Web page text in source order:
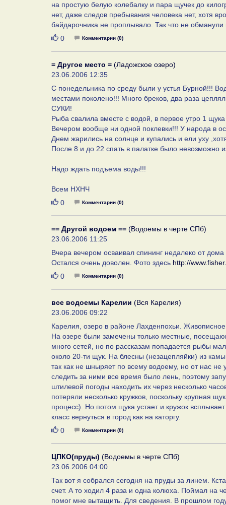
на простую белую колебалку и пара щучек до
нет, даже следов пребывания человека нет, хотя
байдарочника не проплывало. Так что не обманули
Нравится
0 Комментарии (0)
= Другое место = (Ладожское озеро)
23.06.2006 12:35
C понедельника по среду были у устья Бурной!!!
местами поколено!!! Много бреков, два раза
СУКИ!
Рыба свалила вместе с водой, в первое утро 1
Вечером вообще ни одной поклевки!!! У народа в
Днем жарились на солнце и купались и ели уху
После 8 и до 22 спать в палатке было невозможно
Надо ждать подъема воды!!!
Всем НХНЧ
Нравится
0 Комментарии (0)
== Другой водоем == (Водоемы в черте СПб)
23.06.2006 11:25
Вчера вечером осваивал спининг недалеко от
Остался очень доволен. Фото здесь http://
Нравится
0 Комментарии (0)
все водоемы Карелии (Вся Карелия)
23.06.2006 09:22
Карелия, озеро в районе Лахденпохьи.
На озере были замечены только местные,
много сетей, но по рассказам попадается рыбы
около 20-ти щук. На блесны (незацепляйки) из
так как не шныряет по всему водоему, но от нас
следить за ними все время было лень, поэтому
штилевой погоды находить их через несколько
потеряли несколько кружков, поскольку крупная
процесс). Но потом щука устает и кружок
класс вернуться в город как на каторгу.
Нравится
0 Комментарии (0)
ЦПКО(пруды) (Водоемы в черте СПб)
23.06.2006 04:00
Так вот я собрался сегодня на пруды за линем.
счет. А то ходил 4 раза и одна колюха. Поймал на
помог мне вытащить. Для сведения. В прошлом